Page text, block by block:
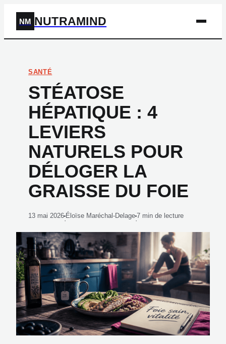
NM NUTRAMIND
SANTÉ
STÉATOSE
HÉPATIQUE : 4
LEVIERS
NATURELS POUR
DÉLOGER LA
GRAISSE DU FOIE
13 mai 2026
·
Éloïse Maréchal-Delage
·
7 min de lecture